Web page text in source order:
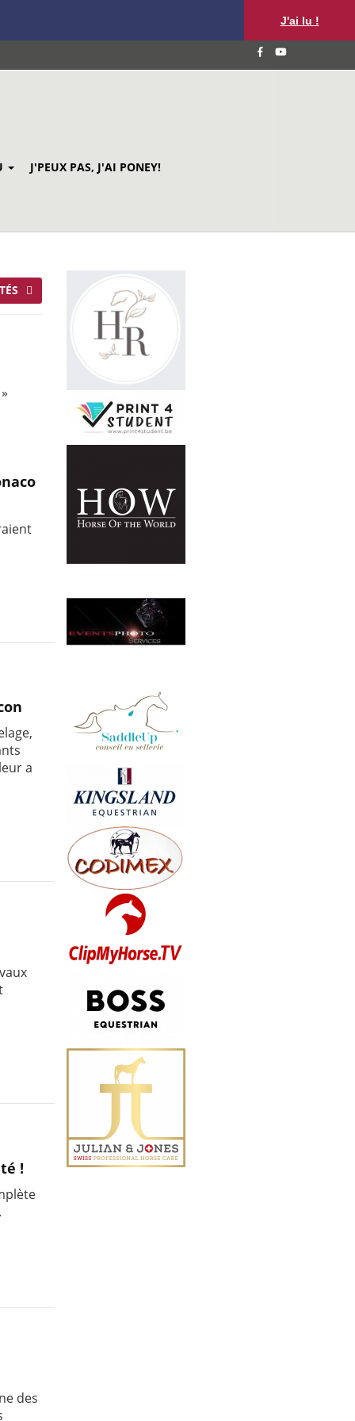
J'ai lu !
J'PEUX PAS, J'AI PONEY!
a
!
des